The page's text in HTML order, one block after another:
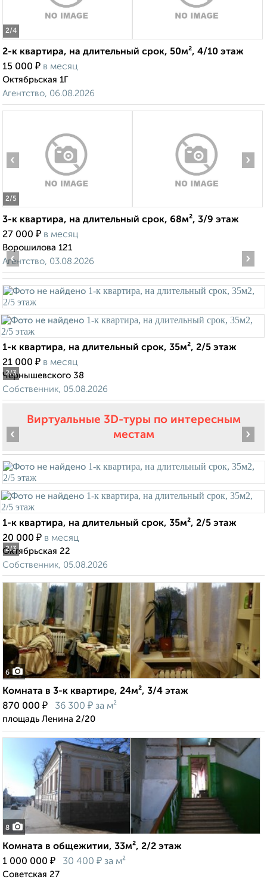
2/4
2-к квартира, на длительный срок, 50м², 4/10 этаж
15 000 ₽ в месяц
Октябрьская 1Г
Агентство, 06.08.2026
2/5
‹ ›
3-к квартира, на длительный срок, 68м², 3/9 этаж
27 000 ₽ в месяц
Ворошилова 121
Агентство, 03.08.2026
2/3
‹ ›
1-к квартира, на длительный срок, 35м², 2/5 этаж
21 000 ₽ в месяц
Чернышевского 38
Собственник, 05.08.2026
Виртуальные 3D-туры по интересным
местам
2/3
‹ ›
1-к квартира, на длительный срок, 35м², 2/5 этаж
20 000 ₽ в месяц
Октябрьская 22
Собственник, 05.08.2026
6
Комната в 3-к квартире, 24м², 3/4 этаж
870 000 ₽ 36 300 ₽ за м²
площадь Ленина 2/20
8
Комната в общежитии, 33м², 2/2 этаж
1 000 000 ₽ 30 400 ₽ за м²
Советская 27